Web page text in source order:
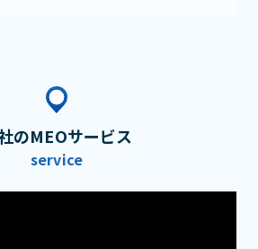
のMEOサービス
service